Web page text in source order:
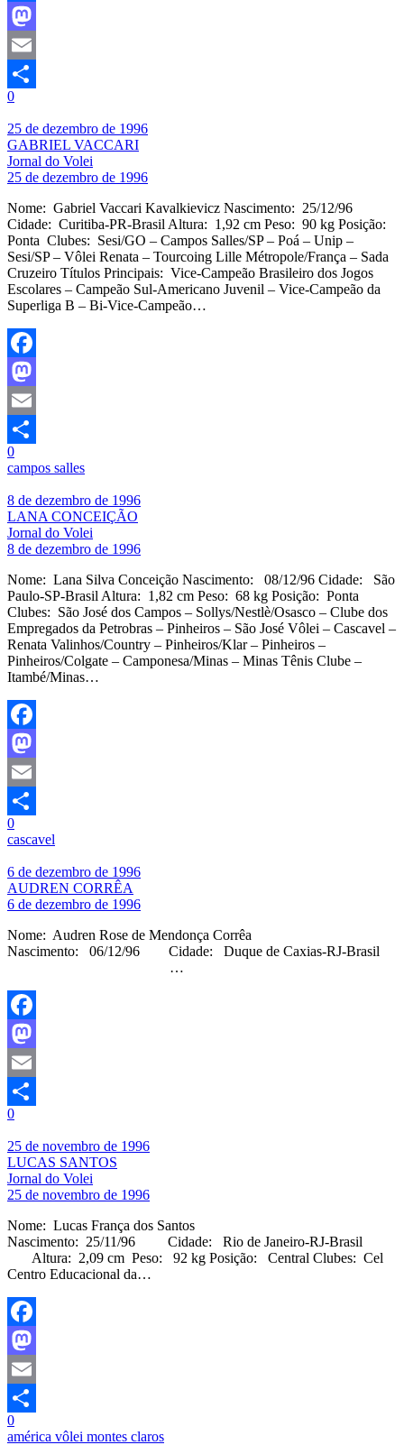
Facebook
Mastodon
Email
Share
0
25 de dezembro de 1996
GABRIEL VACCARI
Jornal do Volei
25 de dezembro de 1996
Nome: Gabriel Vaccari Kavalkievicz Nascimento: 25/12/96
Cidade: Curitiba-PR-Brasil Altura: 1,92 cm Peso: 90 kg Posição:
Ponta Clubes: Sesi/GO – Campos Salles/SP – Poá – Unip –
Sesi/SP – Vôlei Renata – Tourcoing Lille Métropole/França – Sada
Cruzeiro Títulos Principais: Vice-Campeão Brasileiro dos Jogos
Escolares – Campeão Sul-Americano Juvenil – Vice-Campeão da
Superliga B – Bi-Vice-Campeão…
Facebook
Mastodon
Email
Share
0
campos salles
8 de dezembro de 1996
LANA CONCEIÇÃO
Jornal do Volei
8 de dezembro de 1996
Nome: Lana Silva Conceição Nascimento: 08/12/96 Cidade: São
Paulo-SP-Brasil Altura: 1,82 cm Peso: 68 kg Posição: Ponta
Clubes: São José dos Campos – Sollys/Nestlè/Osasco – Clube dos
Empregados da Petrobras – Pinheiros – São José Vôlei – Cascavel –
Renata Valinhos/Country – Pinheiros/Klar – Pinheiros –
Pinheiros/Colgate – Camponesa/Minas – Minas Tênis Clube –
Itambé/Minas…
Facebook
Mastodon
Email
Share
0
cascavel
6 de dezembro de 1996
AUDREN CORRÊA
6 de dezembro de 1996
Nome: Audren Rose de Mendonça Corrêa
Nascimento: 06/12/96 Cidade: Duque de Caxias-RJ-Brasil
…
Facebook
Mastodon
Email
Share
0
25 de novembro de 1996
LUCAS SANTOS
Jornal do Volei
25 de novembro de 1996
Nome: Lucas França dos Santos
Nascimento: 25/11/96 Cidade: Rio de Janeiro-RJ-Brasil
Altura: 2,09 cm Peso: 92 kg Posição: Central Clubes: Cel
Centro Educacional da…
Facebook
Mastodon
Email
Share
0
américa vôlei montes claros